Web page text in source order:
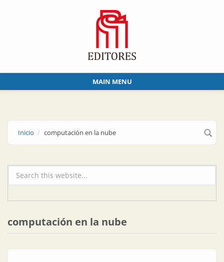
MAIN MENU
Inicio computación en la nube
Formulario de búsqueda
computación en la nube